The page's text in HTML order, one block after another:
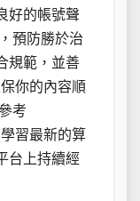
好的帳號聲
預防勝於治
規範，並善
你的內容順
考
習最新的算
台上持續經